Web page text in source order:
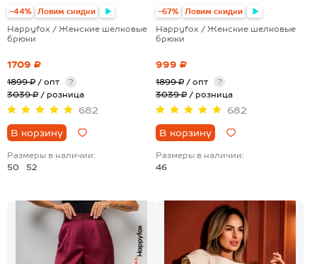
-44% Ловим скидки
Happyfox / Женские шелковые
брюки
1709 ₽
1899 ₽ / опт
?
3039 ₽ / розница
682
В корзину
Размеры в наличии:
50
52
-67% Ловим скидки
Happyfox / Женские шелковые
брюки
999 ₽
1899 ₽ / опт
?
3039 ₽ / розница
682
В корзину
Размеры в наличии:
46